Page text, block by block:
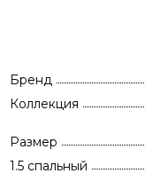
Бренд
Коллекция
Размер
1.5 спальный